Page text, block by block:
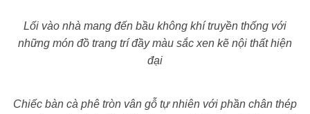
Lối vào nhà mang đến bầu không khí truyền thống với
những món đồ trang trí đầy màu sắc xen kẽ nội thất hiện
đại
Chiếc bàn cà phê tròn vân gỗ tự nhiên với phần chân thép